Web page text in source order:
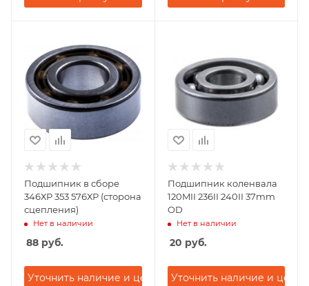
Подшипник в сборе
346ХР 353 576ХР (сторона
сцепления)
Нет в наличии
88 руб.
Уточнить наличие и цену
Подшипник коленвала
120MII 236II 240II 37mm
OD
Нет в наличии
20 руб.
Уточнить наличие и цену